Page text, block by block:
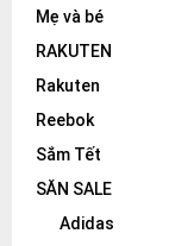
Mẹ và bé
RAKUTEN
Rakuten
Reebok
Sắm Tết
SĂN SALE
Adidas